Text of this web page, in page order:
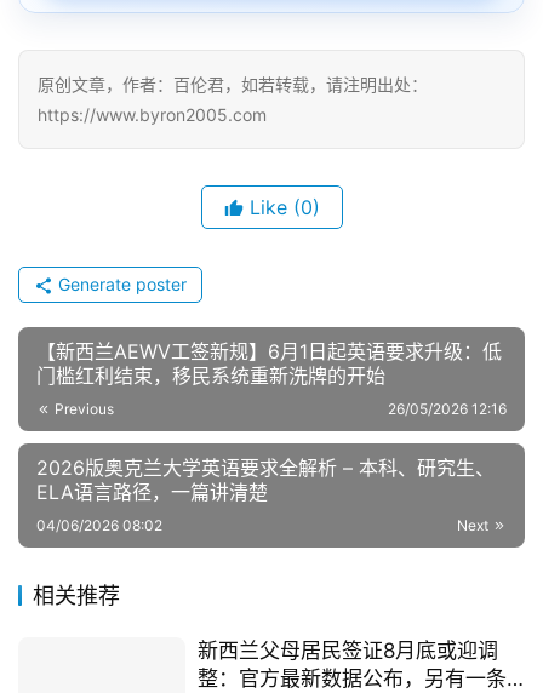
原创文章，作者：百伦君，如若转载，请注明出处：
https://www.byron2005.com
Like (0)
Generate poster
【新西兰AEWV工签新规】6月1日起英语要求升级：低
门槛红利结束，移民系统重新洗牌的开始
Previous 26/05/2026 12:16
2026版奥克兰大学英语要求全解析 – 本科、研究生、
ELA语言路径，一篇讲清楚
Next
04/06/2026 08:02
相关推荐
新西兰父母居民签证8月底或迎调
整：官方最新数据公布，另有一条